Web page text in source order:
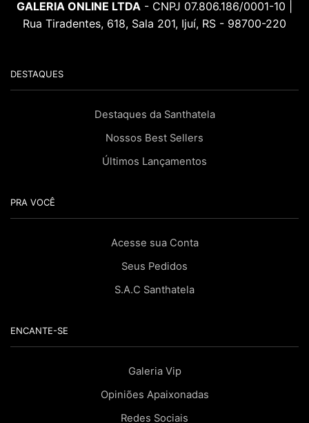
GALERIA ONLINE LTDA - CNPJ 07.806.186/0001-10 |
Rua Tiradentes, 618, Sala 201, Ijuí, RS - 98700-220
DESTAQUES
Destaques da Santhatela
Nossos Best Sellers
Últimos Lançamentos
PRA VOCÊ
Acesse sua Conta
Seus Pedidos
S.A.C Santhatela
ENCANTE-SE
Galeria Vip
Opiniões Apaixonadas
Redes Sociais